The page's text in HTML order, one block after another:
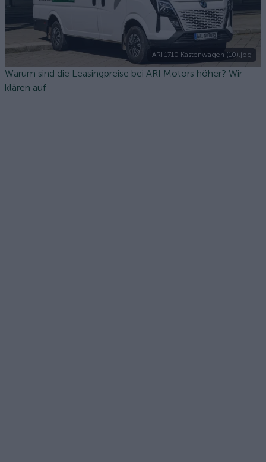
ARI 1710 Kastenwagen (10).jpg
Warum sind die Leasingpreise bei ARI Motors höher? Wir
klären auf